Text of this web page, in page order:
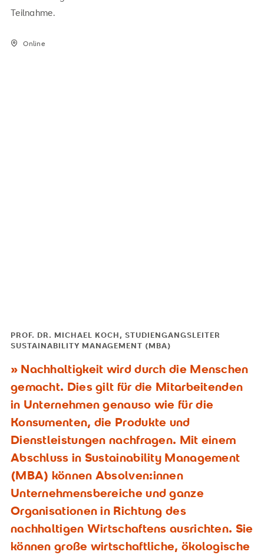
Teilnahme.
Online
Nachhaltigkeit wird durch die Menschen
gemacht. Dies gilt für die Mitarbeitenden
in Unternehmen genauso wie für die
Konsumenten, die Produkte und
Dienstleistungen nachfragen. Mit einem
Abschluss in Sustainability Management
(MBA) können Absolven:innen
Unternehmensbereiche und ganze
Organisationen in Richtung des
nachhaltigen Wirtschaftens ausrichten. Sie
können große wirtschaftliche, ökologische
PROF. DR. MICHAEL KOCH, STUDIENGANGSLEITER
SUSTAINABILITY MANAGEMENT (MBA)